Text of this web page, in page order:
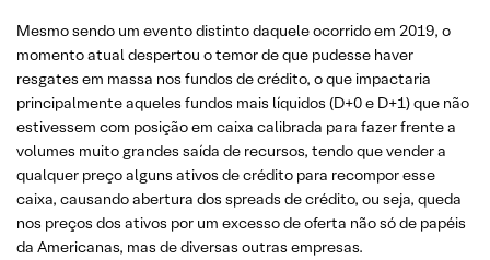
Mesmo sendo um evento distinto daquele ocorrido em 2019, o
momento atual despertou o temor de que pudesse haver
resgates em massa nos fundos de crédito, o que impactaria
principalmente aqueles fundos mais líquidos (D+0 e D+1) que não
estivessem com posição em caixa calibrada para fazer frente a
volumes muito grandes saída de recursos, tendo que vender a
qualquer preço alguns ativos de crédito para recompor esse
caixa, causando abertura dos spreads de crédito, ou seja, queda
nos preços dos ativos por um excesso de oferta não só de papéis
da Americanas, mas de diversas outras empresas.